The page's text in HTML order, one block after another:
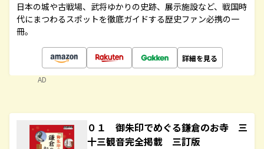
日本の城や古戦場、武将ゆかりの史跡、展示施設など、戦国時
代にまつわるスポットを徹底ガイドする歴史ファン必携の一
冊。
詳細を見る
AD
０１ 御朱印でめぐる鎌倉のお寺 三
十三観音完全掲載 三訂版